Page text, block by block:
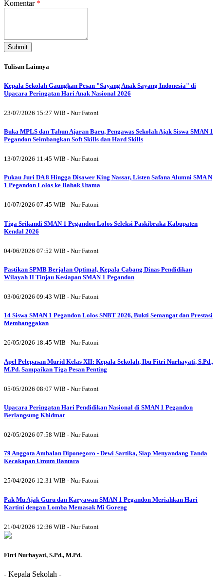
Komentar *
Submit
Tulisan Lainnya
Kepala Sekolah Gaungkan Pesan "Sayang Anak Sayang Indonesia" di
Upacara Peringatan Hari Anak Nasional 2026
23/07/2026 15:27 WIB - Nur Fatoni
Buka MPLS dan Tahun Ajaran Baru, Pengawas Sekolah Ajak Siswa SMAN 1
Pegandon Seimbangkan Soft Skills dan Hard Skills
13/07/2026 11:45 WIB - Nur Fatoni
Pukau Juri DA 8 Hingga Disawer King Nassar, Listen Safana Alumni SMA N
1 Pegandon Lolos ke Babak Utama
10/07/2026 07:45 WIB - Nur Fatoni
Tiga Srikandi SMAN 1 Pegandon Lolos Seleksi Paskibraka Kabupaten
Kendal 2026
04/06/2026 07:52 WIB - Nur Fatoni
Pastikan SPMB Berjalan Optimal, Kepala Cabang Dinas Pendidikan
Wilayah II Tinjau Kesiapan SMAN 1 Pegandon
03/06/2026 09:43 WIB - Nur Fatoni
14 Siswa SMAN 1 Pegandon Lolos SNBT 2026, Bukti Semangat dan Prestasi
Membanggakan
26/05/2026 18:45 WIB - Nur Fatoni
Apel Pelepasan Murid Kelas XII: Kepala Sekolah, Ibu Fitri Nurhayati, S.Pd.,
M.Pd. Sampaikan Tiga Pesan Penting
05/05/2026 08:07 WIB - Nur Fatoni
Upacara Peringatan Hari Pendidikan Nasional di SMAN 1 Pegandon
Berlangsung Khidmat
02/05/2026 07:58 WIB - Nur Fatoni
79 Anggota Ambalan Diponegoro - Dewi Sartika, Siap Menyandang Tanda
Kecakapan Umum Bantara
25/04/2026 12:31 WIB - Nur Fatoni
Pak Mu Ajak Guru dan Karyawan SMAN 1 Pegandon Meriahkan Hari
Kartini dengan Lomba Memasak Mi Goreng
21/04/2026 12:36 WIB - Nur Fatoni
Fitri Nurhayati, S.Pd., M.Pd.
- Kepala Sekolah -